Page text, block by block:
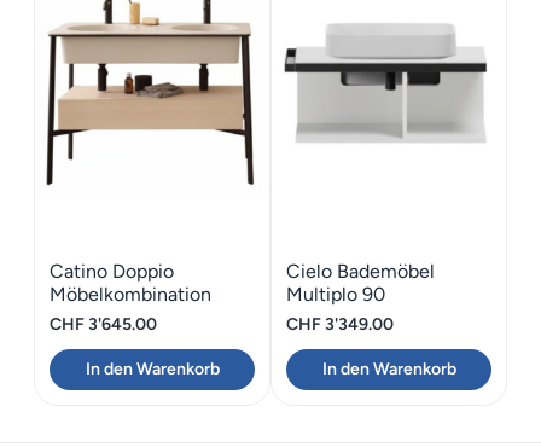
Catino Doppio
Möbelkombination
Cielo 110
CHF3'645.00
In den Warenkorb
Cielo Bademöbel
Multiplo 90
CHF3'349.00
In den Warenkorb